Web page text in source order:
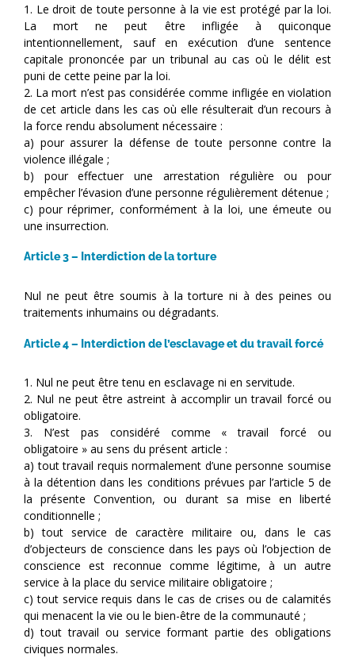
1. Le droit de toute personne à la vie est protégé par la loi.
La mort ne peut être infligée à quiconque
intentionnellement, sauf en exécution d’une sentence
capitale prononcée par un tribunal au cas où le délit est
puni de cette peine par la loi.
2. La mort n’est pas considérée comme infligée en violation
de cet article dans les cas où elle résulterait d’un recours à
la force rendu absolument nécessaire :
a) pour assurer la défense de toute personne contre la
violence illégale ;
b) pour effectuer une arrestation régulière ou pour
empêcher l’évasion d’une personne régulièrement détenue ;
c) pour réprimer, conformément à la loi, une émeute ou
une insurrection.
Article 3 – Interdiction de la torture
Nul ne peut être soumis à la torture ni à des peines ou
traitements inhumains ou dégradants.
Article 4 – Interdiction de l’esclavage et du travail forcé
1. Nul ne peut être tenu en esclavage ni en servitude.
2. Nul ne peut être astreint à accomplir un travail forcé ou
obligatoire.
3. N’est pas considéré comme « travail forcé ou
obligatoire » au sens du présent article :
a) tout travail requis normalement d’une personne soumise
à la détention dans les conditions prévues par l’article 5 de
la présente Convention, ou durant sa mise en liberté
conditionnelle ;
b) tout service de caractère militaire ou, dans le cas
d’objecteurs de conscience dans les pays où l’objection de
conscience est reconnue comme légitime, à un autre
service à la place du service militaire obligatoire ;
c) tout service requis dans le cas de crises ou de calamités
qui menacent la vie ou le bien-être de la communauté ;
d) tout travail ou service formant partie des obligations
civiques normales.